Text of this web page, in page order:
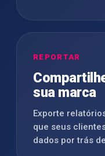
REPORTAR
sua marca
Exporte
que seus
dados por trás